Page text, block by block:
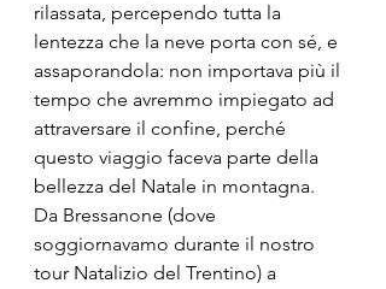
rilassata, percependo tutta la
lentezza che la neve porta con sé, e
assaporandola: non importava più il
tempo che avremmo impiegato ad
attraversare il confine, perché
questo viaggio faceva parte della
bellezza del Natale in montagna.
Da Bressanone (dove
soggiornavamo durante il nostro
tour Natalizio del Trentino) a